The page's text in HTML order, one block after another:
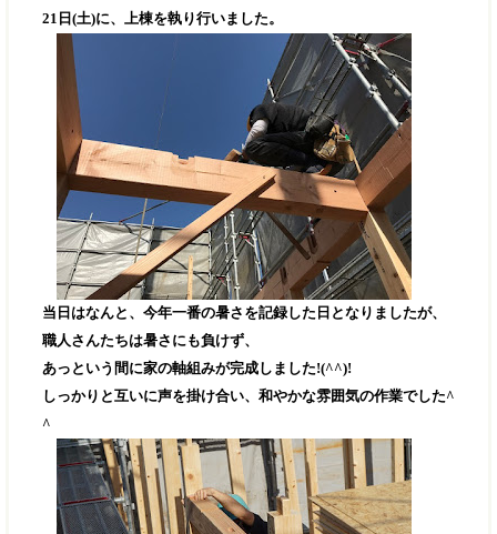
21日(土)に、上棟を執り行いました。
当日はなんと、今年一番の暑さを記録した日となりましたが、
職人さんたちは暑さにも負けず、
あっという間に家の軸組みが完成しました!(^^)!
しっかりと互いに声を掛け合い、和やかな雰囲気の作業でした^
^